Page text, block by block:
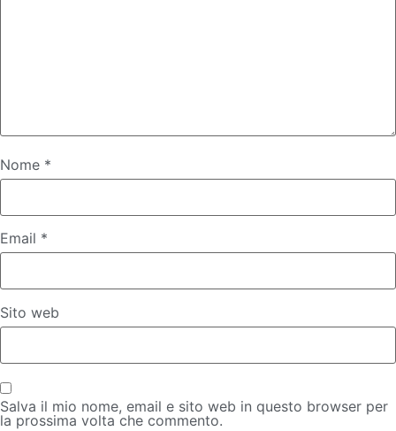
Nome *
Email *
Sito web
Salva il mio nome, email e sito web in questo browser per
la prossima volta che commento.